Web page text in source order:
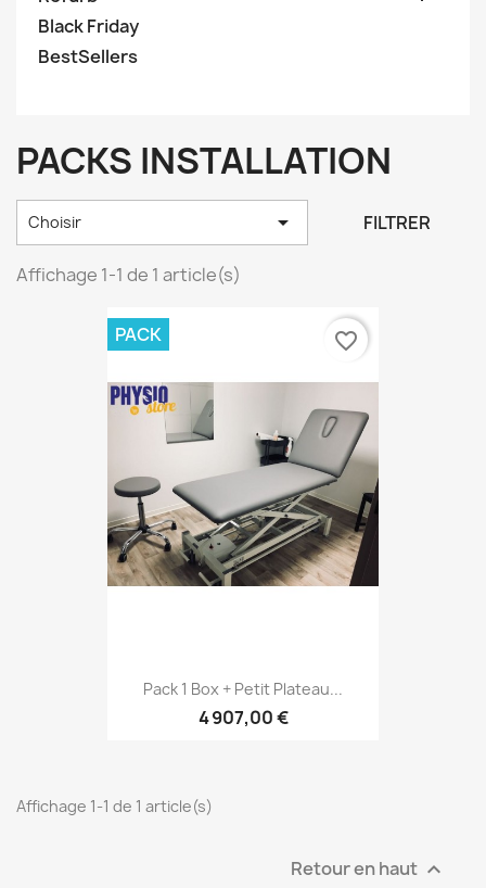
Black Friday
BestSellers
PACKS INSTALLATION
Choisir  FILTRER
Affichage 1-1 de 1 article(s)
Pack 1 Box + Petit Plateau...
4 907,00 €
PACK favorite_border
Affichage 1-1 de 1 article(s)
Retour en haut 